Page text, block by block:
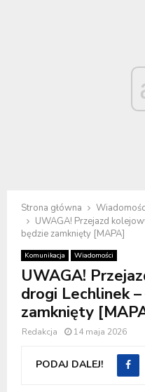
Strona główna
UWAGA! Przejazd
będzie zamknięty [MAPA]
Komunikacja Wiadomości
UWAGA!
drogi Lechlinek
zamknięty
Redakcja 14 maja 2026
PODAJ DALEJ!